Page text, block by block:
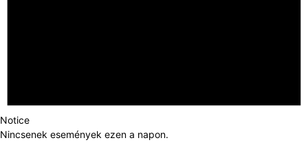
Notice
Nincsenek események ezen a napon.